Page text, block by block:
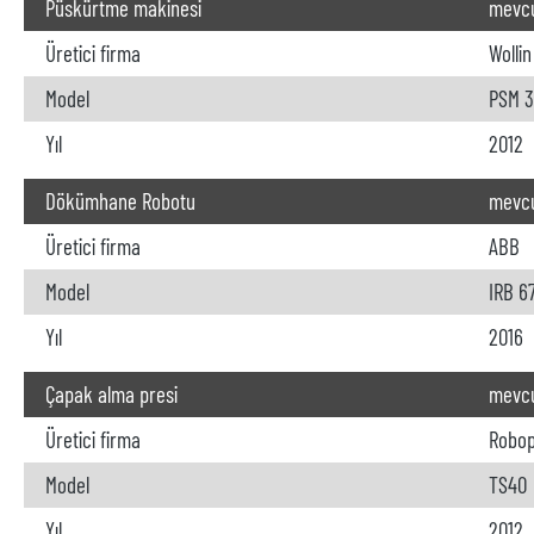
Püskürtme makinesi
Üretici firma
Wollin
Model
PSM
Yıl
2012
Dökümhane Robotu
Üretici firma
ABB
Model
IRB
Yıl
2016
Çapak alma presi
Üretici firma
Model
TS40